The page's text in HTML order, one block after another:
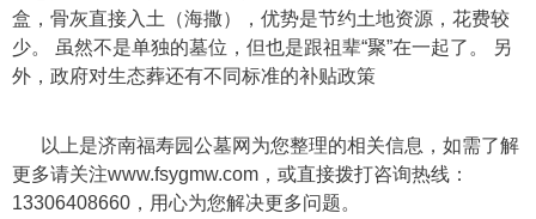
盒，骨灰直接入土（海撒），优势是节约土地资源，花费较
少。 虽然不是单独的墓位，但也是跟祖辈“聚”在一起了。 另
外，政府对生态葬还有不同标准的补贴政策
以上是济南福寿园公墓网为您整理的相关信息，如需了解
更多请关注www.fsygmw.com，或直接拨打咨询热线：
13306408660，用心为您解决更多问题。